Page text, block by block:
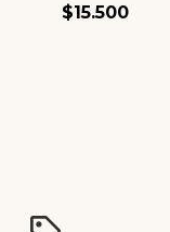
$15.500